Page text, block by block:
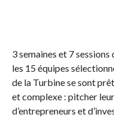
3 semaines et 7
les 15 équipes
de la Turbine se sont
et complexe : pitcher
d’entrepreneurs et